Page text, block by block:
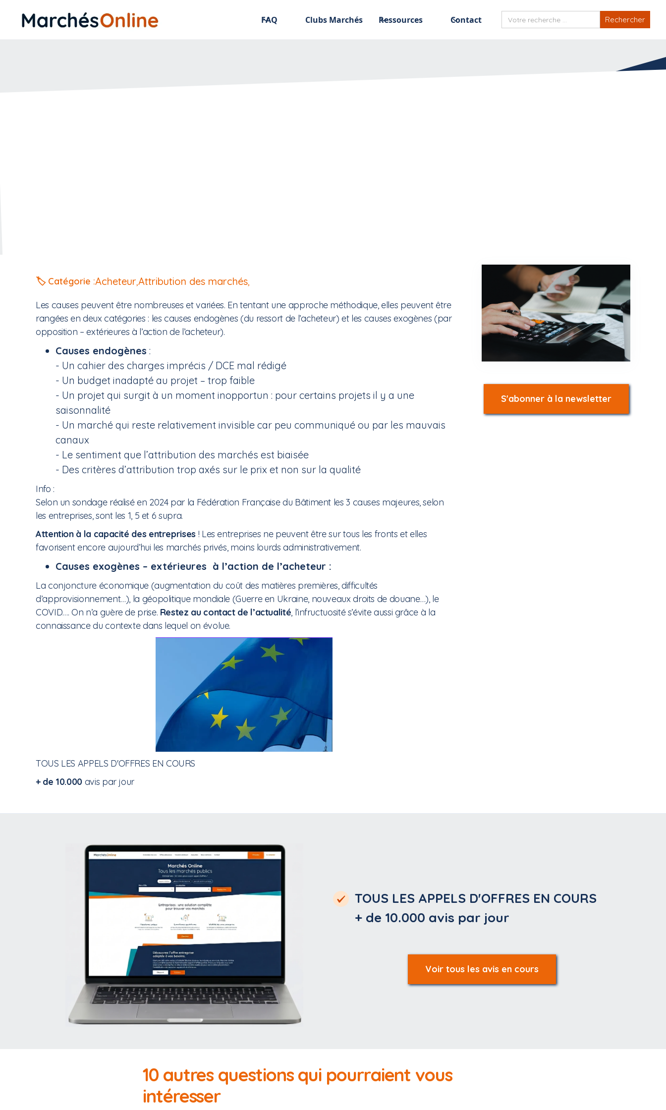
FAQ Clubs Marchés Ressources Contact
🏷️ Catégorie :Acheteur,Attribution des marchés,
Les causes peuvent être nombreuses et variées. En tentant une approche méthodique, elles peuvent être
rangées en deux catégories : les causes endogènes (du ressort de l’acheteur) et les causes exogènes (par
opposition – extérieures à l’action de l’acheteur).
Causes endogènes :
- Un cahier des charges imprécis / DCE mal rédigé
- Un budget inadapté au projet – trop faible
- Un projet qui surgit à un moment inopportun : pour certains projets il y a une
saisonnalité
- Un marché qui reste relativement invisible car peu communiqué ou par les mauvais
canaux
- Le sentiment que l’attribution des marchés est biaisée
- Des critères d’attribution trop axés sur le prix et non sur la qualité
Info :
Selon un sondage réalisé en 2024 par la Fédération Française du Bâtiment les 3 causes majeures, selon
les entreprises, sont les 1, 5 et 6 supra.
Attention à la capacité des entreprises ! Les entreprises ne peuvent être sur tous les fronts et elles
favorisent encore aujourd’hui les marchés privés, moins lourds administrativement.
Causes exogènes – extérieures à l’action de l’acheteur :
La conjoncture économique (augmentation du coût des matières premières, difficultés
d’approvisionnement…), la géopolitique mondiale (Guerre en Ukraine, nouveaux droits de douane…), le
COVID…. On n’a guère de prise. Restez au contact de l’actualité, l’infructuosité s’évite aussi grâce à la
connaissance du contexte dans lequel on évolue.
TOUS LES APPELS D'OFFRES EN COURS
+ de 10.000 avis par jour
S'abonner à la newsletter
TOUS LES APPELS D'OFFRES EN COURS
+ de 10.000 avis par jour
Voir tous les avis en cours
10 autres questions qui pourraient vous
intéresser